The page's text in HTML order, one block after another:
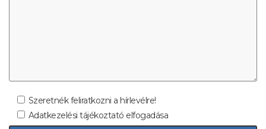
Szeretnék feliratkozni a hírlevélre!
Adatkezelési tájékoztató elfogadása